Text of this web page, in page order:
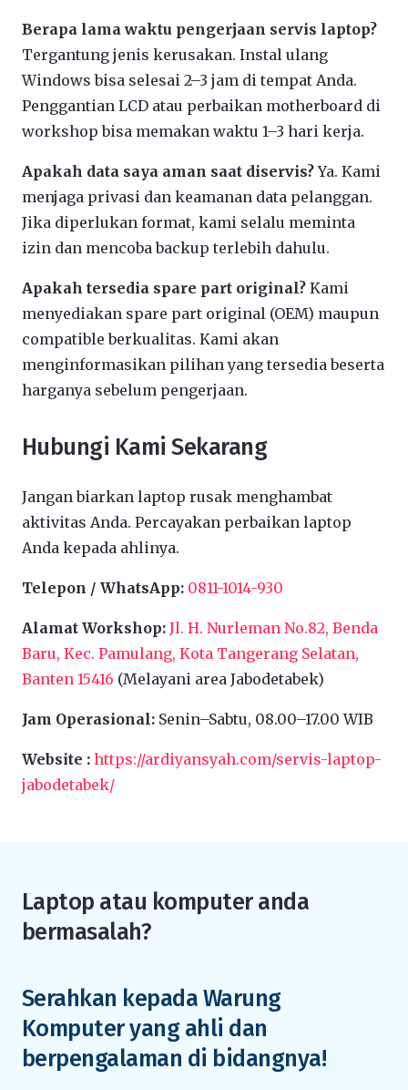
Berapa lama waktu pengerjaan servis laptop?
Tergantung jenis kerusakan. Instal ulang
Windows bisa selesai 2–3 jam di tempat Anda.
Penggantian LCD atau perbaikan motherboard di
workshop bisa memakan waktu 1–3 hari kerja.
Apakah data saya aman saat diservis?Ya. Kami
menjaga privasi dan keamanan data pelanggan.
Jika diperlukan format, kami selalu meminta
izin dan mencoba backup terlebih dahulu.
Apakah tersedia spare part original? Kami
menyediakan spare part original (OEM) maupun
compatible berkualitas. Kami akan
menginformasikan pilihan yang tersedia beserta
harganya sebelum pengerjaan.
Hubungi Kami Sekarang
Jangan biarkan laptop rusak menghambat
aktivitas Anda. Percayakan perbaikan laptop
Anda kepada ahlinya.
Telepon / WhatsApp: 0811-1014-930
Alamat Workshop: Jl. H. Nurleman No.82, Benda
Baru, Kec. Pamulang, Kota Tangerang Selatan,
Banten 15416 (Melayani area Jabodetabek)
Jam Operasional: Senin–Sabtu, 08.00–17.00 WIB
Website : https://ardiyansyah.com/servis-laptop-
jabodetabek/
Laptop atau komputer anda
bermasalah?
Serahkan kepada Warung
Komputer yang ahli dan
berpengalaman di bidangnya!